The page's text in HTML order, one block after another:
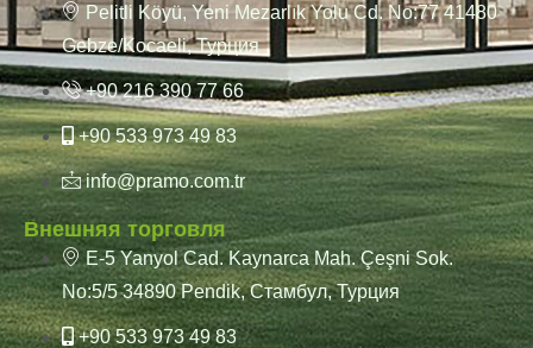
Pelitli Köyü, Yeni Mezarlık Yolu Cd. No:77 41480
Gebze/Kocaeli, Турция
+90 216 390 77 66
+90 533 973 49 83
info@pramo.com.tr
Внешняя торговля
E-5 Yanyol Cad. Kaynarca Mah. Çeşni Sok.
No:5/5 34890 Pendik, Стамбул, Турция
+90 533 973 49 83